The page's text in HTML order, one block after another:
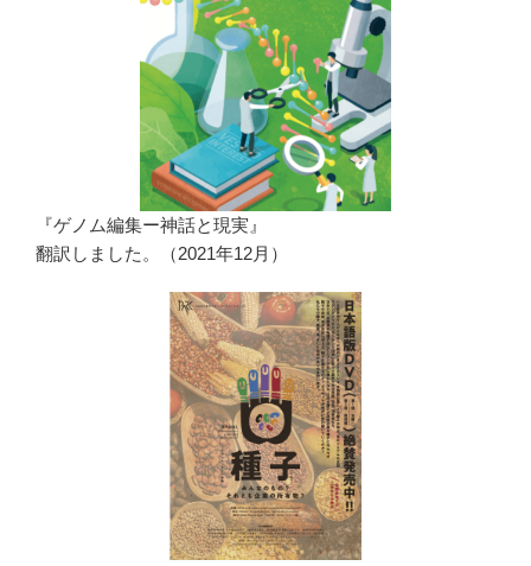
『ゲノム編集ー神話と現実』
翻訳しました。（2021年12月）